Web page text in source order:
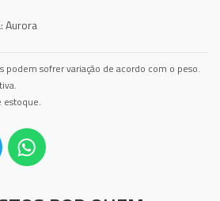
Aurora
podem sofrer variação de acordo com o peso.
estoque.